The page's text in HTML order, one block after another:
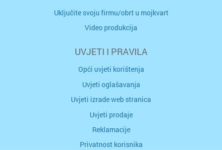
Uključite svoju firmu/obrt u mojkvart
Video produkcija
UVJETI I PRAVILA
Opći uvjeti korištenja
Uvjeti oglašavanja
Uvjeti izrade web stranica
Uvjeti prodaje
Reklamacije
Privatnost korisnika